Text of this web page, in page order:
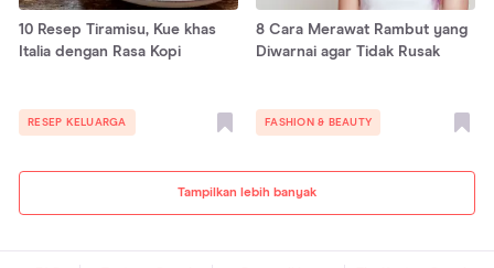
Tampilkan lebih banyak
10 Resep Tiramisu, Kue khas
Italia dengan Rasa Kopi
RESEP KELUARGA
8 Cara Merawat Rambut yang
Diwarnai agar Tidak Rusak
FASHION & BEAUTY